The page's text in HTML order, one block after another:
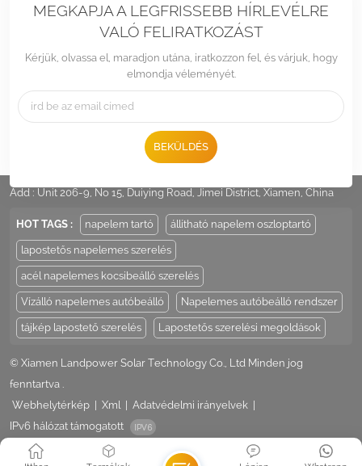
MEGKAPJA A LEGFRISSEBB HÍRLEVÉLRE
VALÓ FELIRATKOZÁST
Kérjük, olvassa el, maradjon utána, iratkozzon fel, és várjuk, hogy
elmondja véleményét.
BEKÜLDÉS
Add : Unit 206-9, No 15, Duiying Road, Jimei District, Xiamen, China
HOT TAGS : napelem tartó állítható napelem oszloptartó
lapostetős napelemes szerelés
acél napelemes kocsibeálló szerelés
Vízálló napelemes autóbeálló Napelemes autóbeálló rendszer
tájkép lapostető szerelés Lapostetős szerelési megoldások
© Xiamen Landpower Solar Technology Co., Ltd Minden jog
fenntartva .
Webhelytérkép
Xml Adatvédelmi irányelvek
IPv6 hálózat támogatott